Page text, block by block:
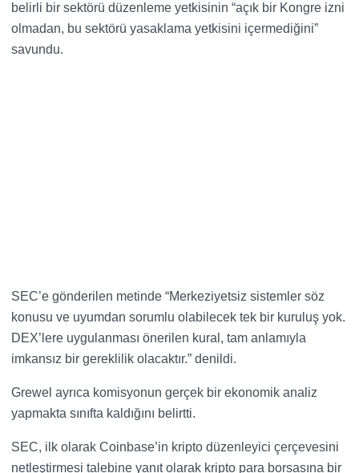
belirli bir sektörü düzenleme yetkisinin “açık bir Kongre izni
olmadan, bu sektörü yasaklama yetkisini içermediğini”
savundu.
SEC’e gönderilen metinde “Merkeziyetsiz sistemler söz
konusu ve uyumdan sorumlu olabilecek tek bir kuruluş yok.
DEX’lere uygulanması önerilen kural, tam anlamıyla
imkansız bir gereklilik olacaktır.” denildi.
Grewel ayrıca komisyonun gerçek bir ekonomik analiz
yapmakta sınıfta kaldığını belirtti.
SEC, ilk olarak Coinbase’in kripto düzenleyici çerçevesini
netleştirmesi talebine yanıt olarak kripto para borsasına bir